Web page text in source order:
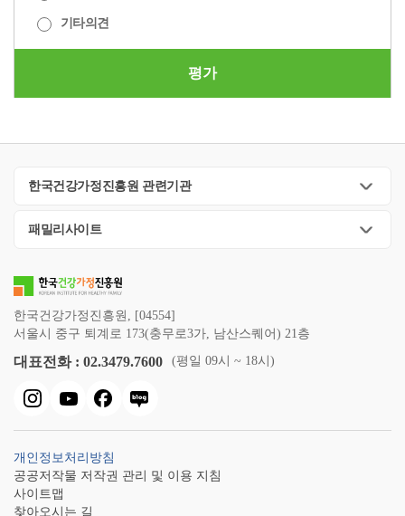
기타의견
평가
한국건강가정진흥원 관련기관
패밀리사이트
한국건강가정진흥원, [04554]
서울시 중구 퇴계로 173(충무로3가, 남산스퀘어) 21층
대표전화 : 02.3479.7600 (평일 09시 ~ 18시)
개인정보처리방침
공공저작물 저작권 관리 및 이용 지침
사이트맵
찾아오시는 길